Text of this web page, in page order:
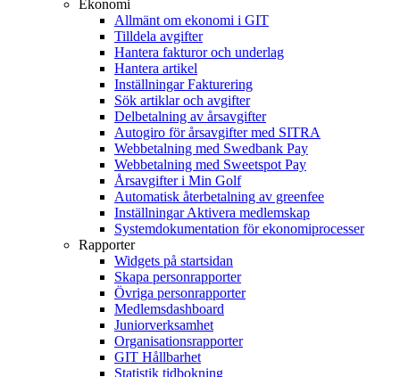
Ekonomi
Allmänt om ekonomi i GIT
Tilldela avgifter
Hantera fakturor och underlag
Hantera artikel
Inställningar Fakturering
Sök artiklar och avgifter
Delbetalning av årsavgifter
Autogiro för årsavgifter med SITRA
Webbetalning med Swedbank Pay
Webbetalning med Sweetspot Pay
Årsavgifter i Min Golf
Automatisk återbetalning av greenfee
Inställningar Aktivera medlemskap
Systemdokumentation för ekonomiprocesser
Rapporter
Widgets på startsidan
Skapa personrapporter
Övriga personrapporter
Medlemsdashboard
Juniorverksamhet
Organisationsrapporter
GIT Hållbarhet
Statistik tidbokning